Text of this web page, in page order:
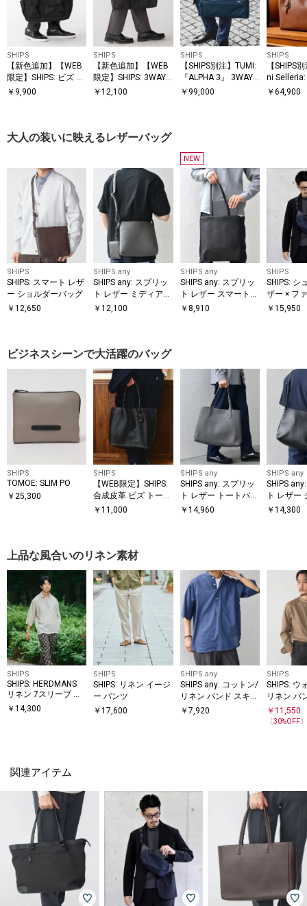
SHIPS
【新色追加】【WEB
限定】SHIPS: ビズ ワ
イド ブリーフ トート
￥ 9,900
SHIPS
【新色追加】【WEB
限定】SHIPS: 3WAY
ビズ ワイド ブリーフ
￥12,100
SHIPS
【SHIPS別注】TUMI:
『ALPHA 3』 3WAY
スリム ブリーフ
￥ 99,000
SHIPS
【SHIPS
ni
ートバッ
￥64,900
大人の装いに映えるレザーバッグ
SHIPS
SHIPS: スマート レザ
ー ショルダーバッグ
￥ 12,650
SHIPS any
SHIPS any: スプリッ
ト レザー ミディアム
ショルダーバッグ (カ
￥12,100
NEW
SHIPS any
SHIPS any: スプリッ
ト レザー スマート
トートバッグ◇
￥ 8,910
SHIPS
SHIPS: シ
ザー × フ
コンビ ウ
￥15,950
ビジネスシーンで大活躍のバッグ
SHIPS
TOMOE: SLIM PO
￥ 25,300
SHIPS
【WEB限定】SHIPS:
合成皮革 ビズ トート
バッグ (クラッチバッ
￥11,000
SHIPS any
SHIPS any: スプリッ
ト レザー トートバッ
グ (クラッチバッグ付
￥ 14,960
SHIPS any
SHIPS
ト レザー
ョルダー
￥14,300
上品な風合いのリネン素材
SHIPS
SHIPS: HERDMANS
リネン 7スリーブ カ
プリ シャツ
￥ 14,300
SHIPS
SHIPS: リネン イージ
ー パンツ
￥17,600
SHIPS any
SHIPS any: コットン/
リネン バンド スキッ
パー ハーフスリーブ
￥ 7,920
SHIPS
SHIPS: ウ
リネン バ
ソリッド
￥11,550
〔30%OFF〕
関連アイテム